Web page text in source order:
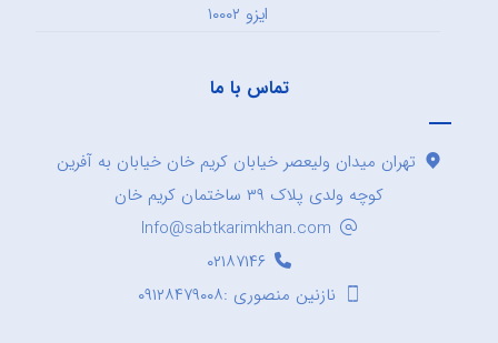
ایزو ۱۰۰۰۲
تماس با ما
تهران میدان ولیعصر خیابان کریم خان خیابان به آفرین
کوچه ولدی پلاک ۳۹ ساختمان کریم خان
Info@sabtkarimkhan.com
۰۲۱۸۷۱۴۶
نازنین منصوری :۰۹۱۲۸۴۷۹۰۰۸